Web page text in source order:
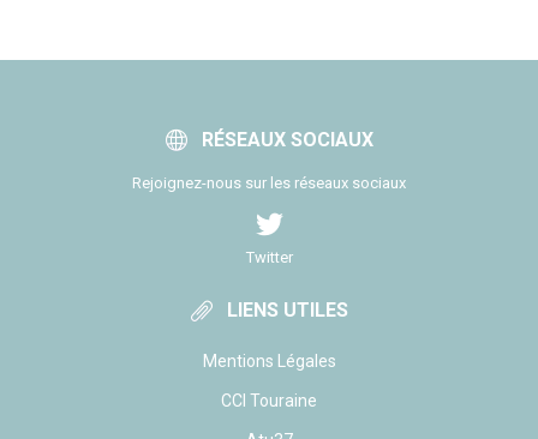
RÉSEAUX SOCIAUX
Rejoignez-nous sur les réseaux sociaux
Twitter
LIENS UTILES
Mentions Légales
CCI Touraine